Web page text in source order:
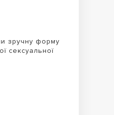
зручну форму
сексуальної